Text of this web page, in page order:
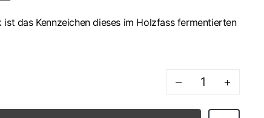
das Kennzeichen dieses im Holzfass fermentierten
– +